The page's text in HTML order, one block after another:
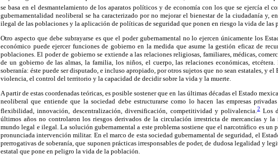
se basa en el desmantelamiento de los aparatos políticos y de economía con los que se ejercía el
gubernamentalidad neoliberal se ha caracterizado por no mejorar el bienestar de la ciudadanía y,
ilegal de las poblaciones y la aplicación de políticas de seguridad que ponen en riesgo la vida de las
Otro aspecto que debe subrayarse es que el poder gubernamental no lo ejercen únicamente los
económico puede ejercer funciones de gobierno en la medida que asume la gestión eficaz de
poblaciones. El poder de gobierno se extiende a las relaciones religiosas, familiares, médicas,
de un gobierno de las almas, la familia, los niños, el cuerpo, las relaciones económicas,
soberanía: éste puede ser disputado, e incluso apropiado, por otros sujetos que no sean estatales, y
violencia, el control del territorio y la capacidad de decidir sobre la vida y la muerte.
A partir de estas coordenadas teóricas, es posible sostener que en las últimas décadas el Estado
neoliberal que entiende que la sociedad debe estructurarse como lo hacen las empresas
flexibilidad, innovación, descentralización, diversificación, competitividad y polivalencia.2Los
últimos años no controlaron los riesgos derivados de la circulación irrestricta de mercancías y la
mundo legal e ilegal. La solución gubernamental a este problema sostiene que el narcotráfico es un
pronunciada intervención militar. En el marco de esta sociedad gubernamental de seguridad, el
prerrogativas de soberanía, que suponen prácticas irresponsables de poder, de dudosa legalidad y
estatal que pone en peligro la vida de la población.